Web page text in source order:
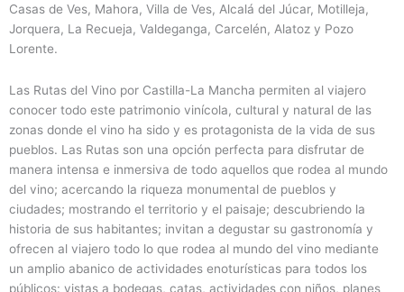
Casas de Ves, Mahora, Villa de Ves, Alcalá del Júcar, Motilleja,
Jorquera, La Recueja, Valdeganga, Carcelén, Alatoz y Pozo
Lorente.
Las Rutas del Vino por Castilla-La Mancha permiten al viajero
conocer todo este patrimonio vinícola, cultural y natural de las
zonas donde el vino ha sido y es protagonista de la vida de sus
pueblos. Las Rutas son una opción perfecta para disfrutar de
manera intensa e inmersiva de todo aquellos que rodea al mundo
del vino; acercando la riqueza monumental de pueblos y
ciudades; mostrando el territorio y el paisaje; descubriendo la
historia de sus habitantes; invitan a degustar su gastronomía y
ofrecen al viajero todo lo que rodea al mundo del vino mediante
un amplio abanico de actividades enoturísticas para todos los
públicos: vistas a bodegas, catas, actividades con niños, planes